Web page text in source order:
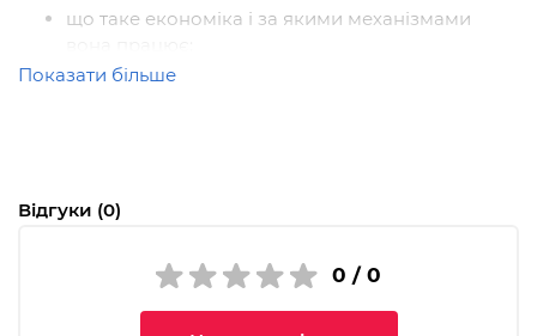
що таке економіка і за якими механізмами
коли з’явилися гроші та яке майбутнє на них
що таке кредит і як його приборкати;
Відтак книжка стане надійним провідником до світу
економіки та допоможе дитині зрозуміти, як досягти
Показати більше
Відгуки (0)
0 / 0